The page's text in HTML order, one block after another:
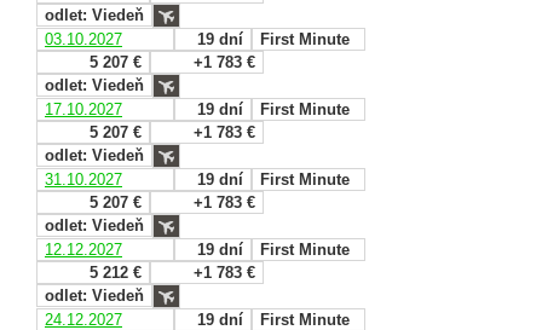
odlet: Viedeň
03.10.2027
19 dní
First Minute
5 207 €
+1 783 €
odlet: Viedeň
17.10.2027
19 dní
First Minute
5 207 €
+1 783 €
odlet: Viedeň
31.10.2027
19 dní
First Minute
5 207 €
+1 783 €
odlet: Viedeň
12.12.2027
19 dní
First Minute
5 212 €
+1 783 €
odlet: Viedeň
24.12.2027
19 dní
First Minute